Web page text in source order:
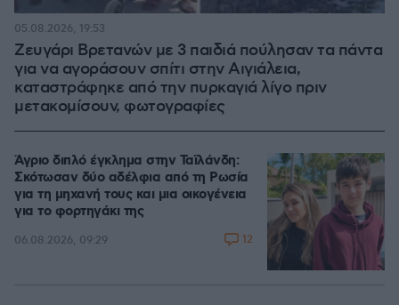
Ζευγάρι Βρετανών με 3 παιδιά πούλησαν τα πάντα
για να αγοράσουν σπίτι στην Αιγιάλεια,
καταστράφηκε από την πυρκαγιά λίγο πριν
μετακομίσουν, φωτογραφίες
05.08.2026, 19:53
Άγριο διπλό έγκλημα στην Ταϊλάνδη:
Σκότωσαν δύο αδέλφια από τη Ρωσία
για τη μηχανή τους και μια οικογένεια
για το φορτηγάκι της
06.08.2026, 09:29 12